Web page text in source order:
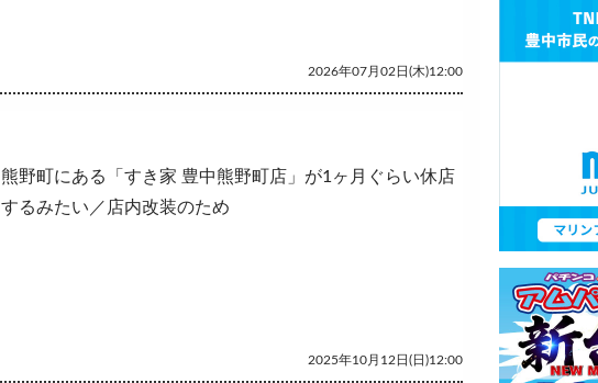
2026年07月02日(木)12:00
熊野町にある「すき家 豊中熊野町店」が1ヶ月ぐらい休店
するみたい／店内改装のため
2025年10月12日(日)12:00